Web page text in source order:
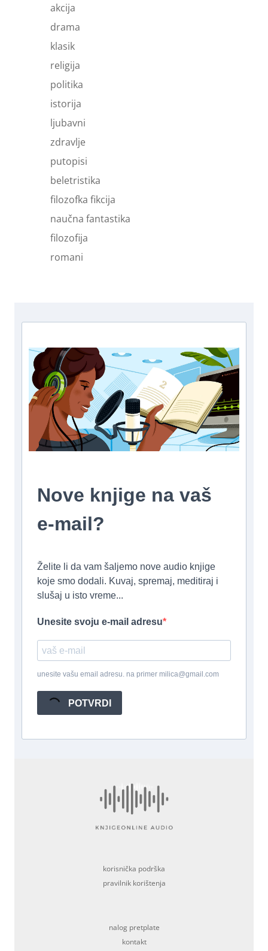
akcija
drama
klasik
religija
politika
istorija
ljubavni
zdravlje
putopisi
beletristika
filozofka fikcija
naučna fantastika
filozofija
romani
Nove knjige na vaš
e-mail?
Želite li da vam šaljemo nove audio knjige
koje smo dodali. Kuvaj, spremaj, meditiraj i
slušaj u isto vreme...
Unesite svoju e-mail adresu
unesite vašu email adresu. na primer milica@gmail.com
POTVRDI
korisnička podrška
pravilnik korištenja
nalog pretplate
kontakt